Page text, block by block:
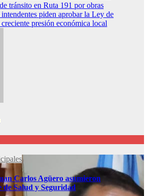
tránsito en Ruta 191 por obras
piden aprobar la Ley de
presión económica local
Carlos Agüero asumieron
Salud y Seguridad